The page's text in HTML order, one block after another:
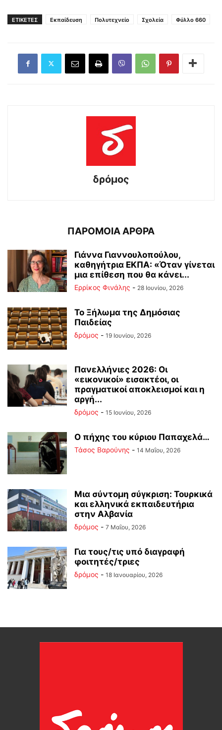
ΕΤΙΚΕΤΕΣ Εκπαίδευση Πολυτεχνείο Σχολεία Φύλλο 660
δρόμος
ΠΑΡΟΜΟΙΑ ΑΡΘΡΑ
Γιάννα Γιαννουλοπούλου,
καθηγήτρια ΕΚΠΑ: «Όταν γίνεται
μια επίθεση που θα κάνει...
Ερρίκος Φινάλης - 28 Ιουνίου, 2026
Το Ξήλωμα της Δημόσιας
Παιδείας
δρόμος - 19 Ιουνίου, 2026
Πανελλήνιες 2026: Οι
«εικονικοί» εισακτέοι, οι
πραγματικοί αποκλεισμοί και η
αργή...
δρόμος - 15 Ιουνίου, 2026
Ο πήχης του κύριου Παπαχελά…
Τάσος Βαρούνης - 14 Μαΐου, 2026
Mια σύντομη σύγκριση: Τουρκικά
και ελληνικά εκπαιδευτήρια
στην Αλβανία
δρόμος - 7 Μαΐου, 2026
Για τους/τις υπό διαγραφή
φοιτητές/τριες
δρόμος - 18 Ιανουαρίου, 2026